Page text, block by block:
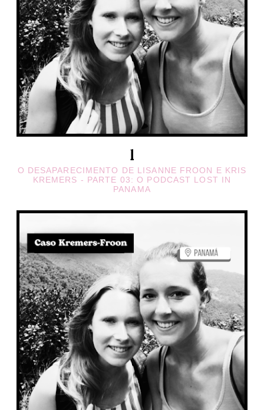
O DESAPARECIMENTO DE LISANNE FROON E KRIS
KREMERS - PARTE 03: O PODCAST LOST IN
PANAMA